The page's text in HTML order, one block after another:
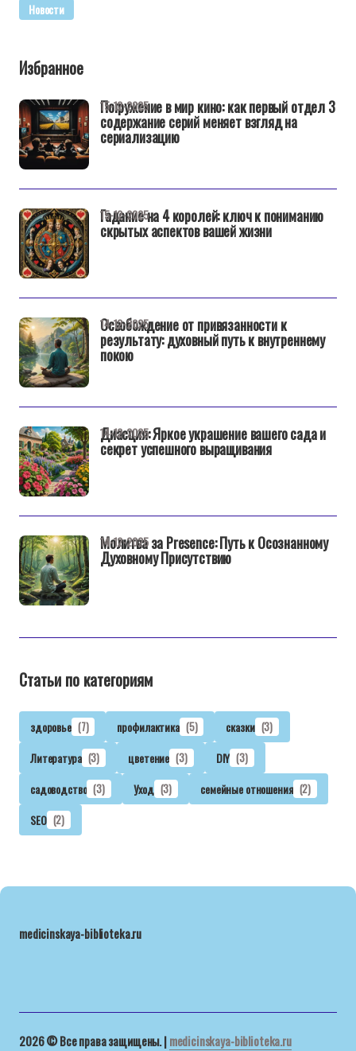
Новости
Избранное
Погружение в мир кино: как первый отдел 3
содержание серий меняет взгляд на
сериализацию
15-12-2025
Гадание на 4 королей: ключ к пониманию
скрытых аспектов вашей жизни
15-12-2025
Освобождение от привязанности к
результату: духовный путь к внутреннему
покою
14-12-2025
Диасция: Яркое украшение вашего сада и
секрет успешного выращивания
14-12-2025
Молитва за Presence: Путь к Осознанному
Духовному Присутствию
14-12-2025
Статьи по категориям
здоровье (7) профилактика (5) сказки (3)
Литература (3) цветение (3) DIY (3)
садоводство (3) Уход (3) семейные отношения (2)
SEO (2)
medicinskaya-biblioteka.ru
2026 © Все права защищены. |medicinskaya-biblioteka.ru